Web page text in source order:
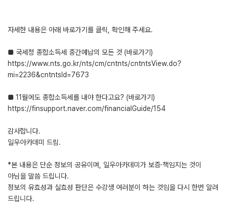
자세한 내용은 아래 바로가기를 클릭, 확인해 주세요.
■ 국세청 종합소득세 중간예납의 모든 것 (바로가기)
https://www.nts.go.kr/nts/cm/cntnts/cntntsView.do?
mi=2236&cntntsId=7673
■ 11월에도 종합소득세를 내야 한다고요? (바로가기)
https://finsupport.naver.com/financialGuide/154
감사합니다.
일우아카데미 드림.
*본 내용은 단순 정보의 공유이며, 일우아카데미가 보증·책임지는 것이
아님을 말씀 드립니다.
정보의 유효성과 실효성 판단은 수강생 여러분이 하는 것임을 다시 한번 알려
드립니다.